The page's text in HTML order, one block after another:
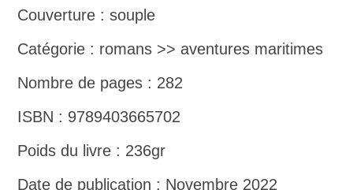
Couverture : souple
Catégorie : romans >> aventures maritimes
Nombre de pages : 282
ISBN : 9789403665702
Poids du livre : 236gr
Date de publication : Novembre 2022